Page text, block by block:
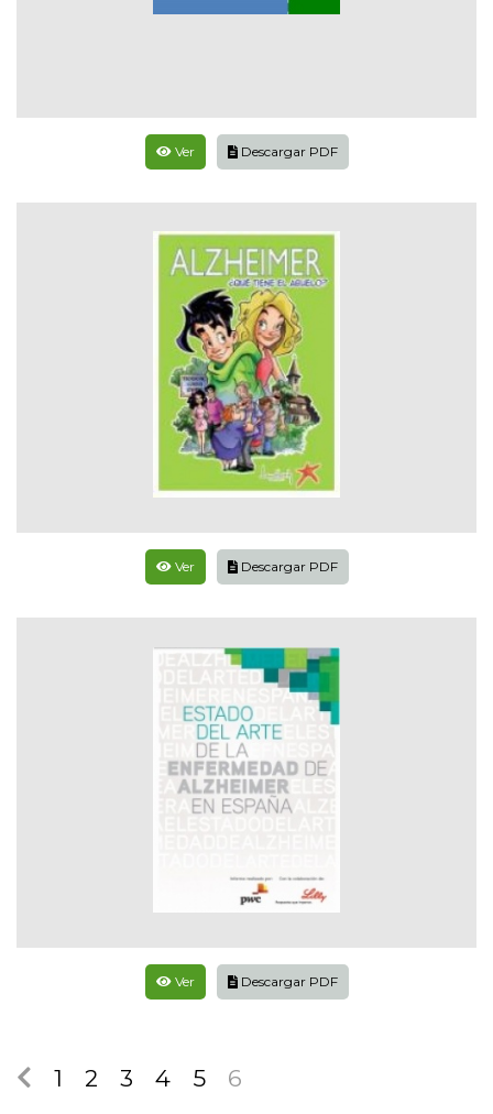
Ver Descargar PDF
Ver Descargar PDF
Ver Descargar PDF
1 2 3 4 5 6